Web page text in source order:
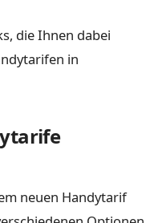
die Ihnen dabei
in
neuen Handytarif